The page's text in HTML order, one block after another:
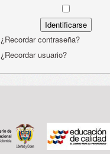
¿Recordar contraseña?
¿Recordar usuario?